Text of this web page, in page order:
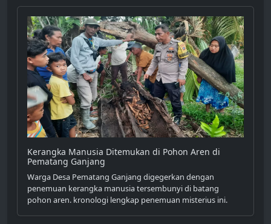
Kerangka Manusia Ditemukan di Pohon Aren di
Pematang Ganjang
Warga Desa Pematang Ganjang digegerkan dengan
penemuan kerangka manusia tersembunyi di batang
pohon aren. kronologi lengkap penemuan misterius ini.